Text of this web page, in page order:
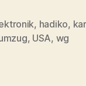
, hadiko,
, USA, wg